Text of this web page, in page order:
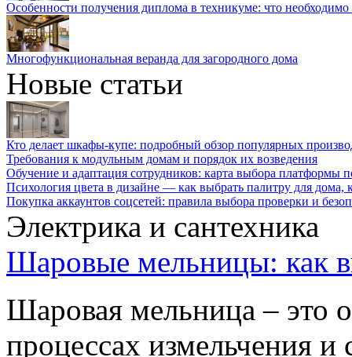
Особенности получения диплома в техникуме: что необходимо
Многофункциональная веранда для загородного дома
Новые статьи
Кто делает шкафы-купе: подробный обзор популярных
Требования к модульным домам и порядок их возведения
Обучение и адаптация сотрудников: карта выбора платформы
Психология цвета в дизайне — как выбрать палитру для дома,
Покупка аккаунтов соцсетей: правила выбора проверки и
Электрика и сантехника
Шаровые мельницы: как
Шаровая мельница – это
процессах измельчения